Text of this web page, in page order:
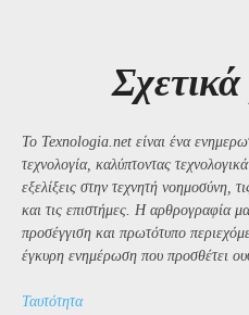
Το Texnologia.net είναι ένα
τεχνολογία, καλύπτοντας
εξελίξεις στην τεχνητή νοημοσύνη,
και τις επιστήμες. Η αρθρογραφία
προσέγγιση και πρωτότυπο
έγκυρη ενημέρωση που προσθέτει
Ταυτότητα